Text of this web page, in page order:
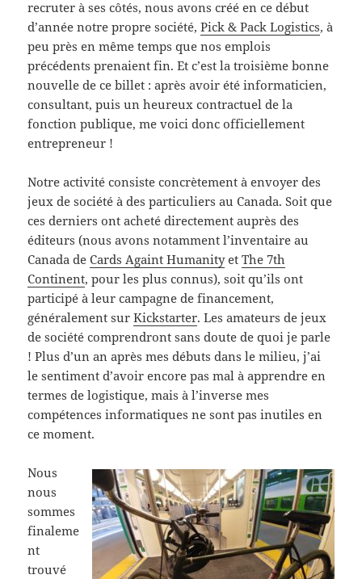
recruter à ses côtés, nous avons créé en ce début
d’année notre propre société,Pick & Pack Logistics, à
peu près en même temps que nos emplois
précédents prenaient fin. Et c’est la troisième bonne
nouvelle de ce billet : après avoir été informaticien,
consultant, puis un heureux contractuel de la
fonction publique, me voici donc officiellement
entrepreneur !
Notre activité consiste concrètement à envoyer des
jeux de société à des particuliers au Canada. Soit que
ces derniers ont acheté directement auprès des
éditeurs (nous avons notamment l’inventaire au
Canada deCards Againt HumanityetThe 7th
Continent, pour les plus connus), soit qu’ils ont
participé à leur campagne de financement,
généralement surKickstarter. Les amateurs de jeux
de société comprendront sans doute de quoi je parle
! Plus d’un an après mes débuts dans le milieu, j’ai
le sentiment d’avoir encore pas mal à apprendre en
termes de logistique, mais à l’inverse mes
compétences informatiques ne sont pas inutiles en
ce moment.
Nous
nous
sommes
finaleme
nt
trouvé